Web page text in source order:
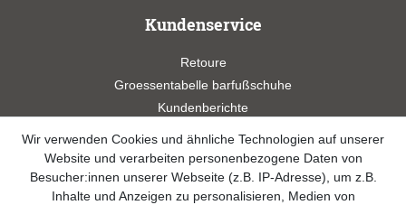
Kundenservice
Retoure
Groessentabelle barfußschuhe
Kundenberichte
Videos
Widerrufsformular
Wir verwenden Cookies und ähnliche Technologien auf unserer
Website und verarbeiten personenbezogene Daten von
Besucher:innen unserer Webseite (z.B. IP-Adresse), um z.B.
Inhalte und Anzeigen zu personalisieren, Medien von